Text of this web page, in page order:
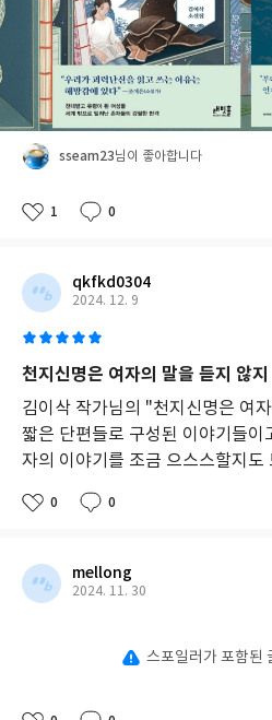
sseam23님이 좋아합니다
1 0
qkfkd0304
2024. 12. 9
천지신명은 여자의 말을 듣지 않지
김이삭 작가님의 "천지신명은 여
짧은 단편들로 구성된 이야기들이
자의 이야기를 조금 으스스할지도
0 0
mellong
2024. 11. 30
스포일러가 포함된